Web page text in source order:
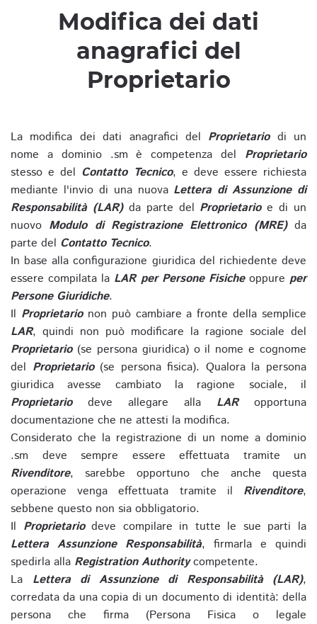
Modifica dei dati
anagrafici del
Proprietario
La modifica dei dati anagrafici del Proprietariodi un
nome a dominio .sm è competenza del Proprietario
stesso e del Contatto Tecnico, e deve essere richiesta
mediante l'invio di una nuova Lettera di Assunzione di
Responsabilità (LAR)da parte del Proprietarioe di un
nuovo Modulo di Registrazione Elettronico (MRE)da
parte del Contatto Tecnico.
In base alla configurazione giuridica del richiedente deve
essere compilata la LAR per Persone Fisicheoppure per
Persone Giuridiche.
Il Proprietarionon può cambiare a fronte della semplice
LAR, quindi non può modificare la ragione sociale del
Proprietario(se persona giuridica) o il nome e cognome
del Proprietario(se persona fisica). Qualora la persona
giuridica avesse cambiato la ragione sociale, il
Proprietariodeve allegare alla LARopportuna
documentazione che ne attesti la modifica.
Considerato che la registrazione di un nome a dominio
.sm deve sempre essere effettuata tramite un
Rivenditore, sarebbe opportuno che anche questa
operazione venga effettuata tramite il Rivenditore,
sebbene questo non sia obbligatorio.
Il Proprietariodeve compilare in tutte le sue parti la
Lettera Assunzione Responsabilità, firmarla e quindi
spedirla alla Registration Authoritycompetente.
La Lettera di Assunzione di Responsabilità (LAR),
corredata da una copia di un documento di identità: della
persona che firma (Persona Fisica o legale